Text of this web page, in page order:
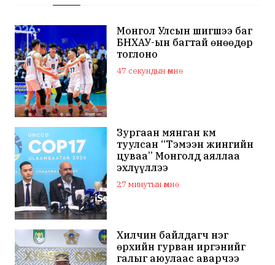
Монгол Улсын шигшээ баг
БНХАУ-ын багтай өнөөдөр
тоглоно
47 секундын өмнө
Зургаан мянган км
туулсан “Тэмээн жингийн
цуваа” Монголд аяллаа
эхлүүллээ
27 минутын өмнө
Хилчин байлдагч нэг
өрхийн гурван иргэнийг
галыг аюулаас аварчээ